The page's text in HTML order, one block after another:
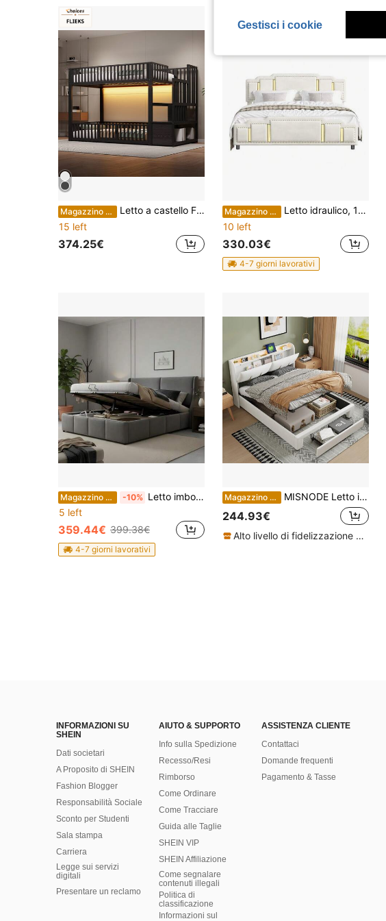
Magazzino EU
Letto a castello Flieks 90x200 / 140x200 con scaletta contenitore, con LED, nero.
15 left
374.25€
Magazzino EU
Letto idraulico, 160 x 200 cm, rivestimento in velluto beige, letto matrimoniale, testiera e pediera con profili color oro, design unico,
10 left
330.03€
4-7 giorni lavorativi
Magazzino EU -10% Letto imbottito a forma di orecchio, con testiera, letto matrimoniale, regolabile idraulicamente, 140 x 190 cm, grigio
5 left
359.44€ 399.38€
4-7 giorni lavorativi
Magazzino EU MISNODE Letto imbottito 140/160*200cm, letto contenitore idraulico, struttura letto matrimoniale con testiera contenitore e cassetti contenitore, letto per ragazzi con contenitore, struttura letto per adulti con rete a doghe, beige, velluto
244.93€
Alto livello di fidelizzazione dei clienti
INFORMAZIONI SU
SHEIN
Dati societari
A Proposito di SHEIN
Fashion Blogger
Responsabilità Sociale
Sconto per Studenti
Sala stampa
Carriera
Legge sui servizi
digitali
Presentare un reclamo
AIUTO & SUPPORTO
Info sulla Spedizione
Recesso/Resi
Rimborso
Come Ordinare
Come Tracciare
Guida alle Taglie
SHEIN VIP
SHEIN Affiliazione
Come segnalare
contenuti illegali
Politica di
classificazione
​Informazioni sul
ASSISTENZA CLIENTE
Contattaci
Domande frequenti
Pagamento & Tasse
Gestisci i cookie